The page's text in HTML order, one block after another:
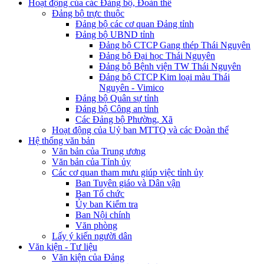
Hoạt động của các Đảng bộ, Đoàn thể
Đảng bộ trực thuộc
Đảng bộ các cơ quan Đảng tỉnh
Đảng bộ UBND tỉnh
Đảng bộ CTCP Gang thép Thái Nguyên
Đảng bộ Đại học Thái Nguyên
Đảng bộ Bệnh viện TW Thái Nguyên
Đảng bộ CTCP Kim loại màu Thái
Nguyên - Vimico
Đảng bộ Quân sự tỉnh
Đảng bộ Công an tỉnh
Các Đảng bộ Phường, Xã
Hoạt động của Uỷ ban MTTQ và các Đoàn thể
Hệ thống văn bản
Văn bản của Trung ương
Văn bản của Tỉnh ủy
Các cơ quan tham mưu giúp việc tỉnh ủy
Ban Tuyên giáo và Dân vận
Ban Tổ chức
Ủy ban Kiểm tra
Ban Nội chính
Văn phòng
Lấy ý kiến người dân
Văn kiện - Tư liệu
Văn kiện của Đảng